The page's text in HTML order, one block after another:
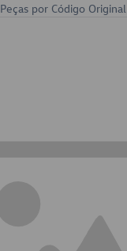
Peças por Código Original